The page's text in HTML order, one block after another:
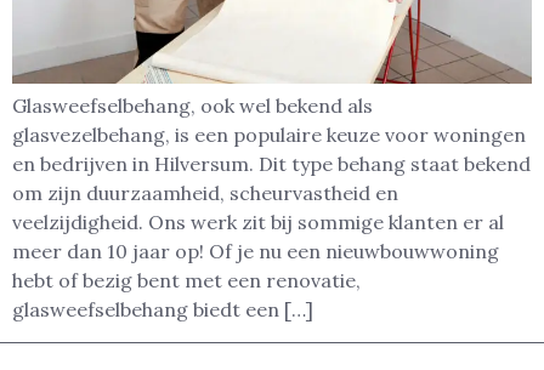
Glasweefselbehang, ook wel bekend als
glasvezelbehang, is een populaire keuze voor woningen
en bedrijven in Hilversum. Dit type behang staat bekend
om zijn duurzaamheid, scheurvastheid en
veelzijdigheid. Ons werk zit bij sommige klanten er al
meer dan 10 jaar op! Of je nu een nieuwbouwwoning
hebt of bezig bent met een renovatie,
glasweefselbehang biedt een […]